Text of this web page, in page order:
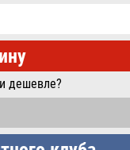
дешевле?